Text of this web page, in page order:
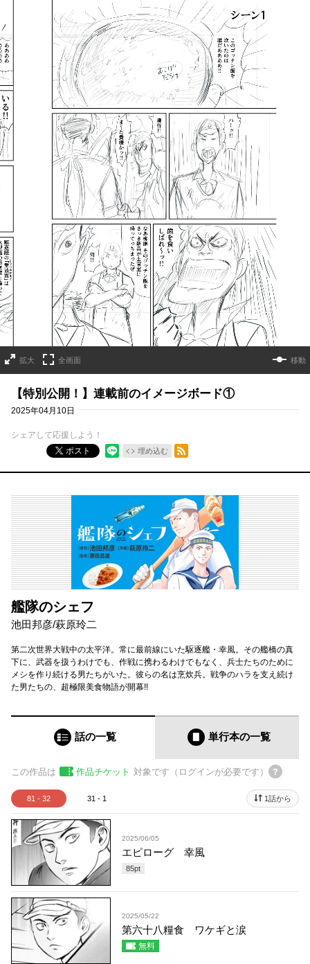
拡大 全画面 移動
【特別公開！】連載前のイメージボード①
2025年04月10日
シェアして応援しよう！
ポスト
埋め込む
RSSフィード
艦隊のシェフ
池田邦彦/萩原玲二
第二次世界大戦中の太平洋。常に最前線にいた駆逐艦・幸風。その艦橋の真
下に、武器を扱うわけでも、作戦に携わるわけでもなく、兵士たちのために
メシを作り続ける男たちがいた。彼らの名は烹炊兵。戦争のハラを支え続け
た男たちの、超極限美食物語が開幕!!
話の一覧 単行本の一覧
この作品は 作品チケット 対象です（ログインが必要です）
81 - 32 31 - 1 1話から
2025/06/05
エピローグ 幸風
85pt
2025/05/22
第六十八糧食 ワケギと涙
無料